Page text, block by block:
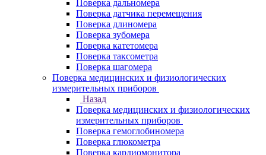
Поверка дальномера
Поверка датчика перемещения
Поверка длиномера
Поверка зубомера
Поверка катетомера
Поверка таксометра
Поверка шагомера
Поверка медицинских и физиологических
измерительных приборов
Назад
Поверка медицинских и физиологических
измерительных приборов
Поверка гемоглобиномера
Поверка глюкометра
Поверка кардиомонитора